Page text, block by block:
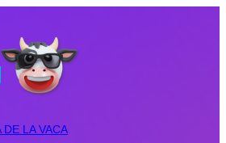
DE LA VACA